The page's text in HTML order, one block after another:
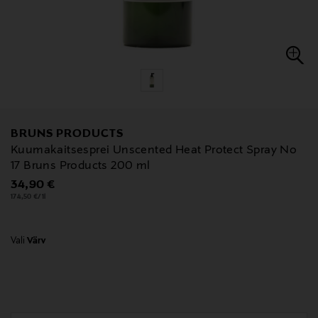
BRUNS PRODUCTS
Kuumakaitsesprei Unscented Heat Protect Spray No
17 Bruns Products 200 ml
Original Price
34,90 €
174,50 €/1l
Vali Värv